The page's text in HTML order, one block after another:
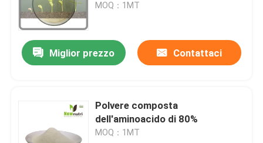
MOQ：1MT
Miglior prezzo Contattaci
Polvere composta
dell'aminoacido di 80%
MOQ：1MT